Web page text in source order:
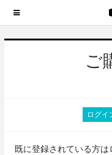
ご
ログイ
既に登録されている方は